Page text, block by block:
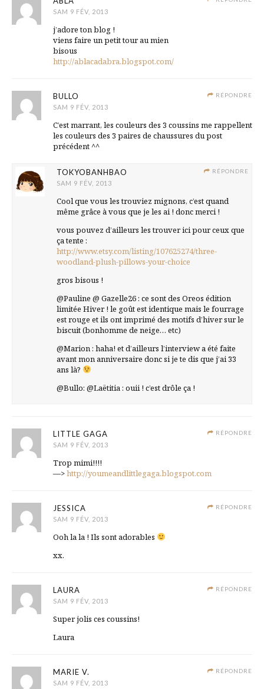
SAM 9 FÉV, 2013
j’adore ton blog !
viens faire un petit tour au mien
bisous
http://ablacadabra.blogspot.com/
RÉPONDRE
BULLO
SAM 9 FÉV, 2013
C’est marrant, les couleurs des 3 coussins me rappellent
les couleurs des 3 paires de chaussures du post
précédent ^^
RÉPONDRE
TOKYOBANHBAO
SAM 9 FÉV, 2013
Cool que vous les trouviez mignons, c’est quand
même grâce à vous que je les ai ! donc merci !
vous pouvez d’ailleurs les trouver ici pour ceux que
ça tente :
http://www.etsy.com/listing/107625274/three-
woodland-plush-pillows-your-choice
gros bisous !
@Pauline @ Gazelle26 : ce sont des Oreos édition
limitée Hiver ! le goût est identique mais le fourrage
est rouge et ils ont imprimé des motifs d’hiver sur le
biscuit (bonhomme de neige… etc)
@Marion : haha! et d’ailleurs l’interview a été faite
avant mon anniversaire donc si je te dis que j’ai 33
ans là?
@Bullo: @Laëtitia : ouii ! c’est drôle ça !
RÉPONDRE
LITTLE GAGA
SAM 9 FÉV, 2013
Trop mimi!!!!
—>http://youmeandlittlegaga.blogspot.com
RÉPONDRE
JESSICA
SAM 9 FÉV, 2013
Ooh la la ! Ils sont adorables
xx.
RÉPONDRE
LAURA
SAM 9 FÉV, 2013
Super jolis ces coussins!
Laura
RÉPONDRE
MARIE V.
SAM 9 FÉV, 2013